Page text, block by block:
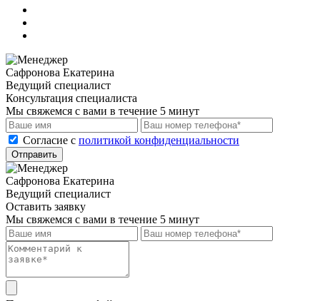
Сафронова Екатерина
Ведущий специалист
Консультация специалиста
Мы свяжемся с вами в течение 5 минут
Cогласие с политикой конфиденциальности
Отправить
Сафронова Екатерина
Ведущий специалист
Оставить заявку
Мы свяжемся с вами в течение 5 минут